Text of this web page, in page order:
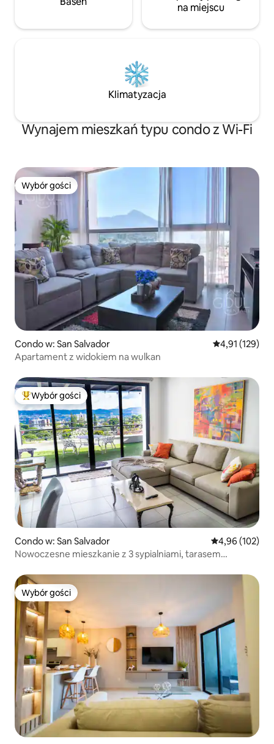
na miejscu
Klimatyzacja
Wynajem mieszkań typu condo z Wi-Fi
Wybór gości
Wybór gości
Condo w: San Salvador Średnia
4,91 (129)
Apartament z widokiem na wulkan
Najpopularniejsze z kategorii Wybór gości
Wybór gości
Condo w: San Salvador Średnia
4,96 (102)
Nowoczesne mieszkanie z 3 sypialniami, tarasem
Wybór gości
Wybór gości